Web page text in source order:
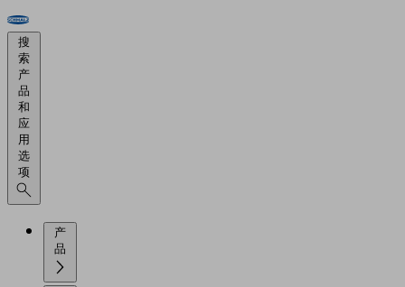
搜
索
产
品
和
应
用
选
项
产